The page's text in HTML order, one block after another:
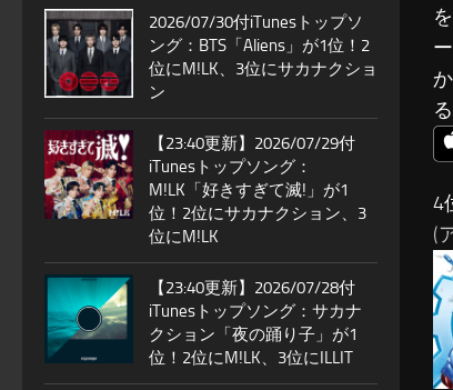
る
4
(
2026/07/30付iTunesトップソ
ング：BTS「Aliens」が1位！2
位にM!LK、3位にサカナクショ
ン
【23:40更新】2026/07/29付
iTunesトップソング：
M!LK「好きすぎて滅!」が1
位！2位にサカナクション、3
位にM!LK
【23:40更新】2026/07/28付
iTunesトップソング：サカナ
クション「夜の踊り子」が1
位！2位にM!LK、3位にILLIT